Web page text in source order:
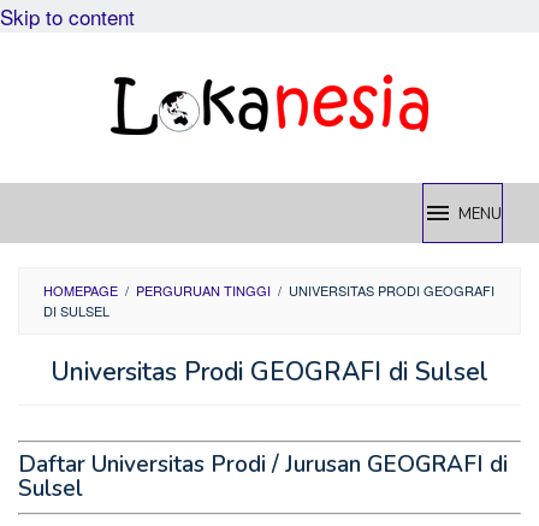
Skip to content
MENU
HOMEPAGE / PERGURUAN TINGGI / UNIVERSITAS PRODI GEOGRAFI
DI SULSEL
Universitas Prodi GEOGRAFI di Sulsel
Daftar Universitas Prodi / Jurusan GEOGRAFI di
Sulsel